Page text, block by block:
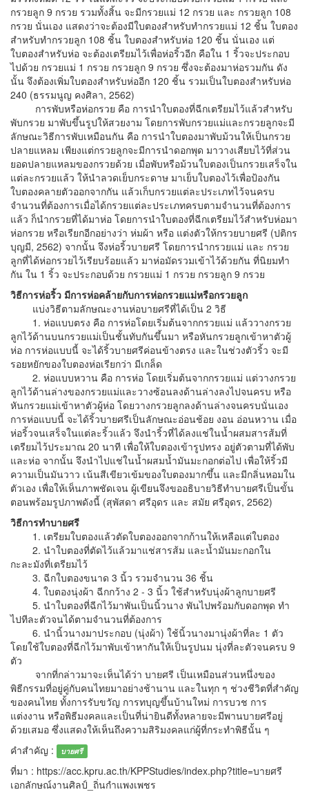
กรวยลูก 9 กรวย รวมทั้งสิ้น จะมีกรวยแม่ 12 กรวย และ กรวยลูก 108
กรวย นั่นเอง แสดงว่าจะต้องมีใบตองสำหรับทำกรวยแม่ 12 ชิ้น ใบตอง
สำหรับทำกรวยลูก 108 ชิ้น ใบตองสำหรับห่อ 120 ชิ้น นั่นเอง แต่
ใบตองสำหรับห่อ จะต้องเตรียมไว้เพื่อห่อริ้วอีก คือใน 1 ริ้วจะประกอบ
ไปด้วย กรวยแม่ 1 กรวย กรวยลูก 9 กรวย ซึ่งจะต้องมาห่อรวมกัน ดัง
นั้น จึงต้องเพิ่มใบตองสำหรับห่ออีก 120 ชิ้น รวมเป็นใบตองสำหรับห่อ
240 (ธรรมนูญ คงศิลา, 2562)
การพับหรือห่อกรวย คือ การนำใบตองที่ฉีกเตรียมไว้แล้วสำหรับ
พับกรวย มาพับขึ้นรูปให้สวยงาม โดยการพับกรวยแม่และกรวยลูกจะมี
ลักษณะวิธีการพับเหมือนกัน คือ การนำใบตองมาพับม้วนให้เป็นกรวย
ปลายแหลม เพียงแต่กรวยลูกจะมีการนำดอกพุด มาวางเสียบไว้ที่ส่วน
ยอดปลายแหลมของกรวยด้วย เมื่อพับหรือม้วนใบตองเป็นกรวยเสร็จใน
แต่ละกรวยแล้ว ให้นำลวดเย็บกระดาษ มาเย็บใบตองไว้เพื่อป้องกัน
ใบตองคลายตัวออกจากกัน แล้วเก็บกรวยแต่ละประเภทไว้จนครบ
จำนวนที่ต้องการเมื่อได้กรวยแต่ละประเภทครบตามจำนวนที่ต้องการ
แล้ว ก็นำกรวยที่ได้มาห่อ โดยการนำใบตองที่ฉีกเตรียมไว้สำหรับห่อมา
ห่อกรวย หรือเรียกอีกอย่างว่า ห่มผ้า หรือ แต่งตัวให้กรวยบายศรี (ปติกร
บุญมี, 2562) จากนั้น จึงห่อริ้วบายศรี โดยการนำกรวยแม่ และ กรวย
ลูกที่ได้ห่อกรวยไว้เรียบร้อยแล้ว มาห่อมัดรวมเข้าไว้ด้วยกัน ที่นิยมทำ
กัน ใน 1 ริ้ว จะประกอบด้วย กรวยแม่ 1 กรวย กรวยลูก 9 กรวย
วิธีการห่อริ้ว มีการห่อคล้ายกับการห่อกรวยแม่หรือกรวยลูก
แบ่งวิธีตามลักษณะงานห่อบายศรีที่ได้เป็น 2 วิธี
1. ห่อแบบตรง คือ การห่อโดยเริ่มต้นจากกรวยแม่ แล้ววางกรวย
ลูกไว้ด้านบนกรวยแม่เป็นชั้นทับกันขึ้นมา หรือหันกรวยลูกเข้าหาตัวผู้
ห่อ การห่อแบบนี้ จะได้ริ้วบายศรีค่อนข้างตรง และในช่วงตัวริ้ว จะมี
รอยหยักของใบตองห่อเรียกว่า มีเกล็ด
2. ห่อแบบหวาน คือ การห่อ โดยเริ่มต้นจากกรวยแม่ แต่วางกรวย
ลูกไว้ด้านล่างของกรวยแม่และวางซ้อนลงด้านล่างลงไปจนครบ หรือ
หันกรวยแม่เข้าหาตัวผู้ห่อ โดยวางกรวยลูกลงด้านล่างจนครบนั่นเอง
การห่อแบบนี้ จะได้ริ้วบายศรีเป็นลักษณะอ่อนช้อย งอน อ่อนหวาน เมื่อ
ห่อริ้วจนเสร็จในแต่ละริ้วแล้ว จึงนำริ้วที่ได้ลงแช่ในน้ำผสมสารส้มที่
เตรียมไว้ประมาณ 20 นาที เพื่อให้ใบตองเข้ารูปทรง อยู่ตัวตามที่ได้พับ
และห่อ จากนั้น จึงนำไปแช่ในน้ำผสมน้ำมันมะกอกต่อไป เพื่อให้ริ้วมี
ความเป็นมันวาว เน้นสีเขียวเข้มของใบตองมากขึ้น และมีกลิ่นหอมใน
ตัวเอง เพื่อให้เห็นภาพชัดเจน ผู้เขียนจึงขออธิบายวิธีทำบายศรีเป็นขั้น
ตอนพร้อมรูปภาพดังนี้ (สุพัสดา ศรีอุดร และ สมัย ศรีอุดร, 2562)
วิธีการทำบายศรี
1. เตรียมใบตองแล้วตัดใบตองออกจากก้านให้เหลือแต่ใบตอง
2. นำใบตองที่ตัดไว้แล้วมาแช่สารส้ม และน้ำมันมะกอกใน
กะละมังที่เตรียมไว้
3. ฉีกใบตองขนาด 3 นิ้ว รวมจำนวน 36 ชิ้น
4. ใบตองนุ่งผ้า ฉีกกว้าง 2 - 3 นิ้ว ใช้สำหรับนุ่งผ้าลูกบายศรี
5. นำใบตองที่ฉีกไว้มาพันเป็นนิ้วนาง พันไปพร้อมกับดอกพุด ทำ
ไปทีละตัวจนได้ตามจำนวนที่ต้องการ
6. นำนิ้วนางมาประกอบ (นุ่งผ้า) ใช้นิ้วนางมานุ่งผ้าที่ละ 1 ตัว
โดยใช้ใบตองที่ฉีกไว้มาพับเข้าหากันให้เป็นรูปนม นุ่งที่ละตัวจนครบ 9
ตัว
จากที่กล่าวมาจะเห็นได้ว่า บายศรี เป็นเหมือนส่วนหนึ่งของ
พิธีกรรมที่อยู่คู่กับคนไทยมาอย่างช้านาน และในทุก ๆ ช่วงชีวิตที่สำคัญ
ของคนไทย ทั้งการรับขวัญ การทบุญขึ้นบ้านใหม่ การบวช การ
แต่งงาน หรือพิธีมงคลและเป็นที่น่ายินดีทั้งหลายจะมีพานบายศรีอยู่
ด้วยเสมอ ซึ่งแสดงให้เห็นถึงความสิริมงคลแก่ผู้ที่กระทำพิธีนั้น ๆ
คำสำคัญ :
บายศรี
ที่มา : https://acc.kpru.ac.th/KPPStudies/index.php?title=บายศรี
เอกลักษณ์งานศิลป์_ถิ่นกำแพงเพชร